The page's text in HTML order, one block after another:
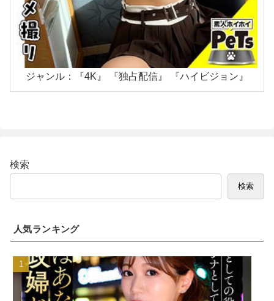
ジャンル：『4K』 『独占配信』 『ハイビジョン』
検索
検索
人気ランキング